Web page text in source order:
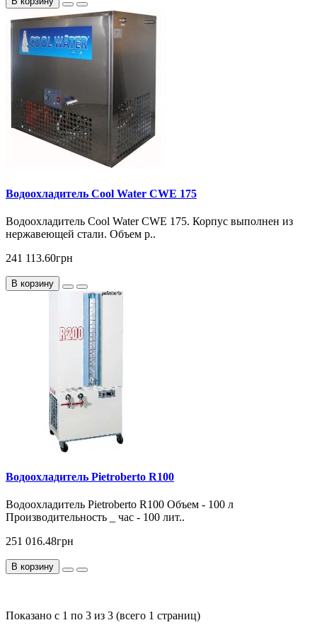
Водоохладитель Cool Water CWE 175
Водоохладитель Cool Water CWE 175. Корпус выполнен из
нержавеющей стали. Объем р..
241 113.60грн
В корзину
Водоохладитель Pietroberto R100
Водоохладитель Pietroberto R100 Объем - 100 л
Производительность _ час - 100 лит..
251 016.48грн
В корзину
Показано с 1 по 3 из 3 (всего 1 страниц)